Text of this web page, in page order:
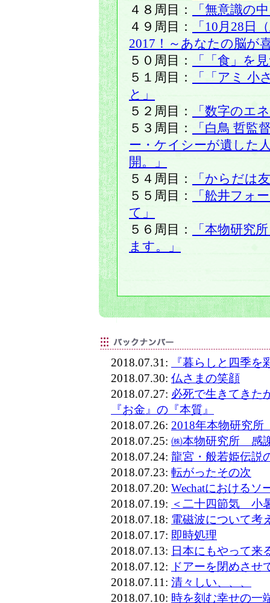
４８周目：
「無意識の
４９周目：
「10月28日
2017！～あなたの脳が
５０周目：
「「食」を
５１周目：
「「アミ 小
と」
５２周目：
「数字のエ
５３周目：
「白鳥 哲監
ー・ケイシーが遺した
開。」
５４周目：
「からだは
５５周目：
「舩井フォ
て」
５６周目：
「本物研究
ます。」
2018.07.31:
『暮らしと四季
2018.07.30: 仏さまの笑顔
2018.07.27: 必死で生きてきた
『お金』の『本質』
2018.07.26: 2018年本物研究
2018.07.25: ㈱本物研究所 感
2018.07.24: 龍宮・般若姫伝説
2018.07.23: 転がったその次
2018.07.20: Wechatにおけるソ
2018.07.19: ＜二十四節気 小
2018.07.18: 電磁波について考
2018.07.17: 即時処理
2018.07.13: 日本にもやって来
2018.07.12:
ドアーを閉めさせ
2018.07.11: 清々しい、、、
2018.07.10: 時を刻む幸せの一